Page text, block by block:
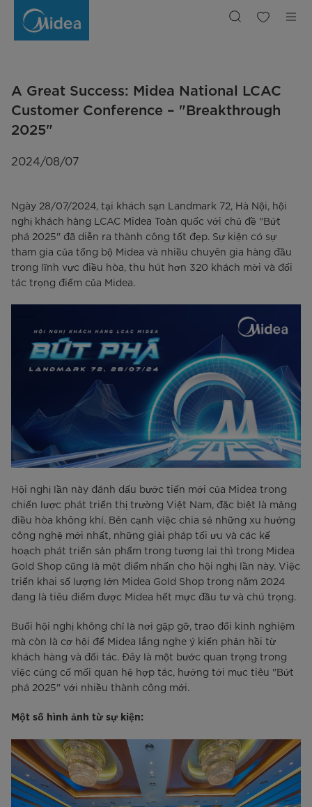
2025"
thành
công
A Great Success: Midea National LCAC
Customer Conference – "Breakthrough
2025"
2024/08/07
Ngày 28/07/2024, tại khách sạn Landmark 72, Hà Nội, hội
nghị khách hàng LCAC Midea Toàn quốc với chủ đề "Bứt
phá 2025" đã diễn ra thành công tốt đẹp. Sự kiện có sự
tham gia của tổng bộ Midea và nhiều chuyên gia hàng đầu
trong lĩnh vực điều hòa, thu hút hơn 320 khách mời và đối
tác trọng điểm của Midea.
Hội nghị lần này đánh dấu bước tiến mới của Midea trong
chiến lược phát triển thị trường Việt Nam, đặc biệt là mảng
điều hòa không khí. Bên cạnh việc chia sẻ những xu hướng
công nghệ mới nhất, những giải pháp tối ưu và các kế
hoạch phát triển sản phẩm trong tương lai thì trong Midea
Gold Shop cũng là một điểm nhấn cho hội nghị lần này. Việc
triển khai số lượng lớn Midea Gold Shop trong năm 2024
đang là tiêu điểm được Midea hết mực đầu tư và chú trọng.
Buổi hội nghị không chỉ là nơi gặp gỡ, trao đổi kinh nghiệm
mà còn là cơ hội để Midea lắng nghe ý kiến phản hồi từ
khách hàng và đối tác. Đây là một bước quan trọng trong
việc củng cố mối quan hệ hợp tác, hướng tới mục tiêu "Bứt
phá 2025" với nhiều thành công mới.
Một số hình ảnh từ sự kiện: